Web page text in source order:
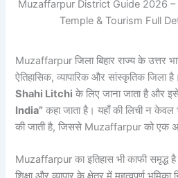
Muzaffarpur District Guide 2026
Temple & Tourism Full
Muzaffarpur जिला बिहार राज्य के उत्तर
ऐतिहासिक, व्यापारिक और सांस्कृतिक जिला
Shahi Litchi के लिए जाना जाता है और
India” कहा जाता है। यहाँ की लिची न केवल
की जाती है, जिससे Muzaffarpur को एक
Muzaffarpur का इतिहास भी काफी समृद्ध